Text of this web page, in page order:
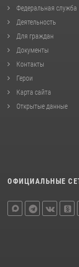
Федеральная служба
Деятельность
Для граждан
Документы
Контакты
Герои
Карта сайта
Открытые данные
ОФИЦИАЛЬНЫЕ